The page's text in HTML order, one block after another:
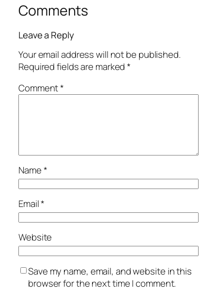
Comments
Leave a Reply
Your email address will not be published.
Required fields are marked*
Comment*
Name*
Email*
Website
Save my name, email, and website in this
browser for the next time I comment.